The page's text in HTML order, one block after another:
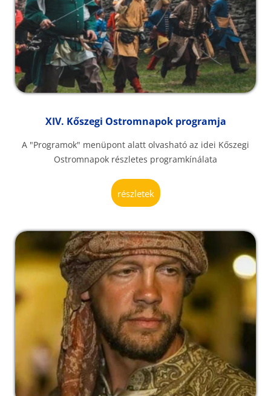
XIV. Kőszegi Ostromnapok programja
A "Programok" menüpont alatt olvasható az idei Kőszegi
Ostromnapok részletes programkínálata
részletek